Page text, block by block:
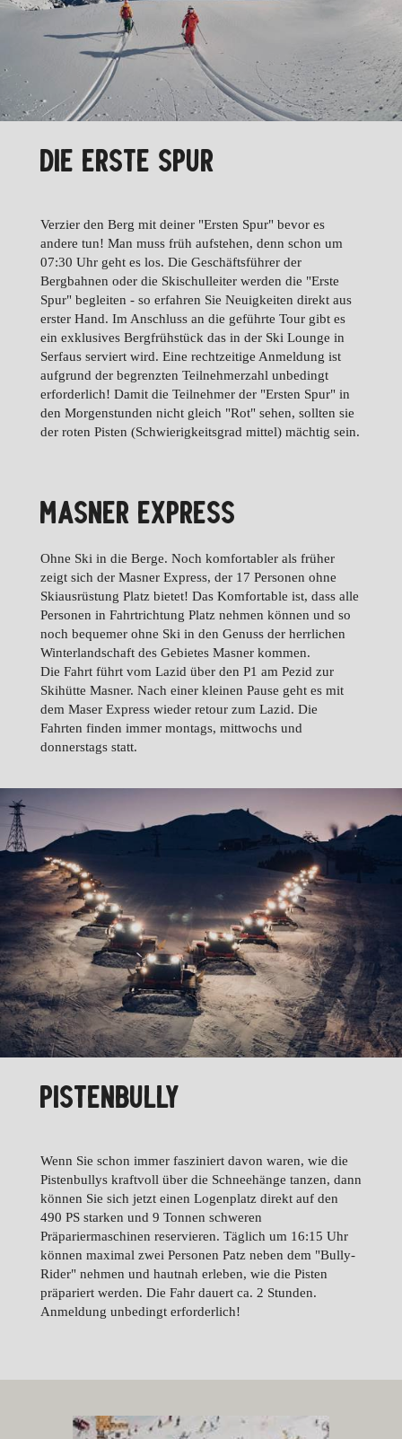
DIE ERSTE SPUR
Verzier den Berg mit deiner "Ersten Spur" bevor es
andere tun! Man muss früh aufstehen, denn schon um
07:30 Uhr geht es los. Die Geschäftsführer der
Bergbahnen oder die Skischulleiter werden die "Erste
Spur" begleiten - so erfahren Sie Neuigkeiten direkt aus
erster Hand. Im Anschluss an die geführte Tour gibt es
ein exklusives Bergfrühstück das in der Ski Lounge in
Serfaus serviert wird. Eine rechtzeitige Anmeldung ist
aufgrund der begrenzten Teilnehmerzahl unbedingt
erforderlich! Damit die Teilnehmer der "Ersten Spur" in
den Morgenstunden nicht gleich "Rot" sehen, sollten sie
der roten Pisten (Schwierigkeitsgrad mittel) mächtig sein.
MASNER EXPRESS
Ohne Ski in die Berge. Noch komfortabler als früher
zeigt sich der Masner Express, der 17 Personen ohne
Skiausrüstung Platz bietet! Das Komfortable ist, dass alle
Personen in Fahrtrichtung Platz nehmen können und so
noch bequemer ohne Ski in den Genuss der herrlichen
Winterlandschaft des Gebietes Masner kommen.
Die Fahrt führt vom Lazid über den P1 am Pezid zur
Skihütte Masner. Nach einer kleinen Pause geht es mit
dem Maser Express wieder retour zum Lazid. Die
Fahrten finden immer montags, mittwochs und
donnerstags statt.
PISTENBULLY
Wenn Sie schon immer fasziniert davon waren, wie die
Pistenbullys kraftvoll über die Schneehänge tanzen, dann
können Sie sich jetzt einen Logenplatz direkt auf den
490 PS starken und 9 Tonnen schweren
Präpariermaschinen reservieren. Täglich um 16:15 Uhr
können maximal zwei Personen Patz neben dem "Bully-
Rider" nehmen und hautnah erleben, wie die Pisten
präpariert werden. Die Fahr dauert ca. 2 Stunden.
Anmeldung unbedingt erforderlich!